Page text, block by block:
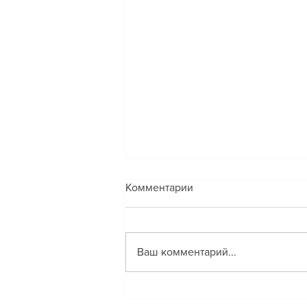
❓ВОПРОС: Аборт до 12
недель, это опыт не родить и
❗️ОТВЕТ lee: Люди склонны
оценивать рождение ребенка
Комментарии
Ваш комментарий...